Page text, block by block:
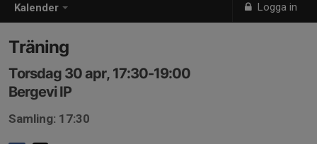
Kalender Logga in
Träning
Torsdag 30 apr, 17:30-19:00
Bergevi IP
Samling: 17:30